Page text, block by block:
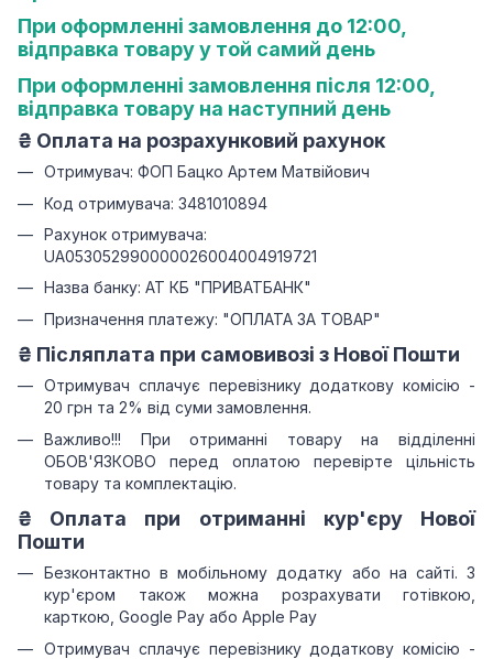
При оформленні замовлення до 12:00,
відправка товару у той самий день
При оформленні замовлення після 12:00,
відправка товару на наступний день
₴ Оплата на розрахунковий рахунок
Отримувач: ФОП Бацко Артем Матвійович
Код отримувача: 3481010894
Рахунок отримувача:
UA053052990000026004004919721
Назва банку: АТ КБ "ПРИВАТБАНК"
Призначення платежу: "ОПЛАТА ЗА ТОВАР"
₴ Післяплата при самовивозі з Нової Пошти
Отримувач сплачує перевізнику додаткову комісію -
20 грн та 2% від суми замовлення.
Важливо!!! При отриманні товару на відділенні
ОБОВ'ЯЗКОВО перед оплатою перевірте цільність
товару та комплектацію.
₴ Оплата при отриманні кур'єру Нової
Пошти
Безконтактно в мобільному додатку або на сайті. З
кур'єром також можна розрахувати готівкою,
карткою, Google Pay або Apple Pay
Отримувач сплачує перевізнику додаткову комісію -